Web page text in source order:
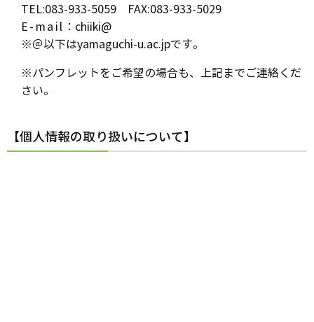
TEL:083-933-5059 FAX:083-933-5029
E-mail ：chiiki@
※＠以下はyamaguchi-u.ac.jpです。
※パンフレットをご希望の場合も、上記までご連絡くだ
さい。
【個人情報の取り扱いについて】